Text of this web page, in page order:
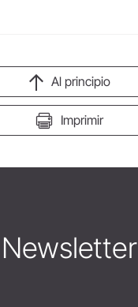
Imprimir
Al principio
Newsletter